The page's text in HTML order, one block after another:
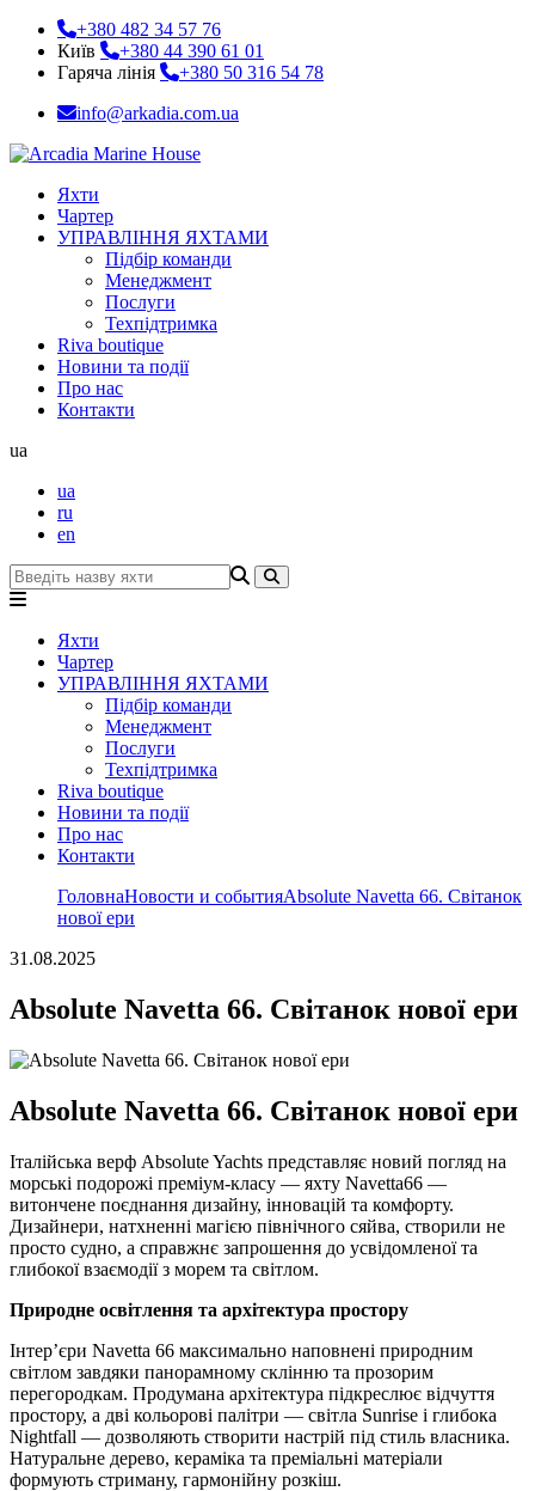
+380 482 34 57 76
Київ
+380 44 390 61 01
Гаряча лінія
+380 50 316 54 78
info@arkadia.com.ua
Яхти
Чартер
УПРАВЛІННЯ ЯХТАМИ
Підбір команди
Менеджмент
Послуги
Техпідтримка
Riva boutique
Новини та події
Про нас
Контакти
ua
ua
ru
en
Яхти
Чартер
УПРАВЛІННЯ ЯХТАМИ
Підбір команди
Менеджмент
Послуги
Техпідтримка
Riva boutique
Новини та події
Про нас
Контакти
ГоловнаНовости и событияAbsolute Navetta 66. Світанок
нової ери
31.08.2025
Absolute Navetta 66. Світанок нової ери
Absolute Navetta 66. Світанок нової ери
Італійська верф Absolute Yachts представляє новий погляд на
морські подорожі преміум-класу — яхту Navetta66 —
витончене поєднання дизайну, інновацій та комфорту.
Дизайнери, натхненні магією північного сяйва, створили не
просто судно, а справжнє запрошення до усвідомленої та
глибокої взаємодії з морем та світлом.
Природне освітлення та архітектура простору
Інтер’єри Navetta 66 максимально наповнені природним
світлом завдяки панорамному склінню та прозорим
перегородкам. Продумана архітектура підкреслює відчуття
простору, а дві кольорові палітри — світла Sunrise і глибока
Nightfall — дозволяють створити настрій під стиль власника.
Натуральне дерево, кераміка та преміальні матеріали
формують стриману, гармонійну розкіш.